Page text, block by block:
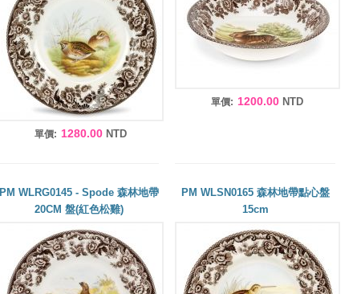
單價: 1280.00 NTD
單價: 1200.00 NTD
PM WLRG0145 - Spode 森林地帶
20CM 盤(紅色松雞)
PM WLSN0165 森林地帶點心盤
15cm